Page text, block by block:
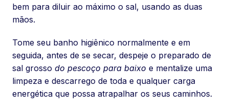
bem para diluir ao máximo o sal, usando as duas
mãos.
Tome seu banho higiênico normalmente e em
seguida, antes de se secar, despeje o preparado de
sal grosso do pescoço para baixo e mentalize uma
limpeza e descarrego de toda e qualquer carga
energética que possa atrapalhar os seus caminhos.